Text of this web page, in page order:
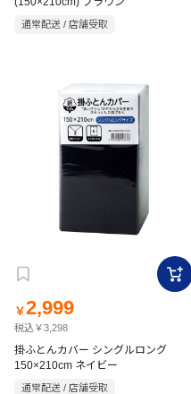
通常配送 / 店舗受取
￥2,999
税込￥3,298
掛ふとんカバー シングルロング
150×210cm ネイビー
通常配送 / 店舗受取